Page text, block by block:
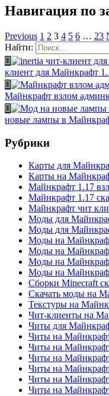
Навигация по
Previous 1 2 3 4 5 6 … 23
Найти:
клиент для Майнкрафт
Майнкрафт взлом
новые лампы в
Рубрики
Карты для
Карты на
Майнкрафт 1.17
Майнкрафт 1.17
Майнкрафт чит
Моды для
Моды для
Моды на
Моды на
Моды на
Моды на
Сборки Minecraft
Скачать моды на
Текстуры на
Чит-клиенты на
Читы для
Читы на
Читы на
Читы на
Читы на
Читы на
Читы на